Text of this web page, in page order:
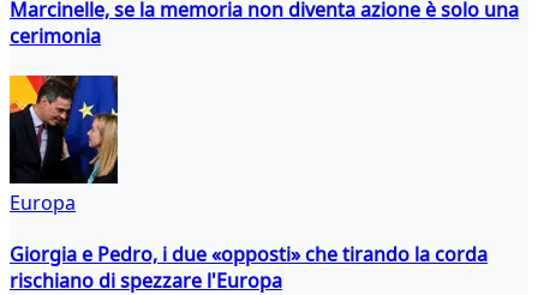
Marcinelle, se la memoria non diventa azione è solo una
cerimonia
Europa
Giorgia e Pedro, i due «opposti» che tirando la corda
rischiano di spezzare l'Europa